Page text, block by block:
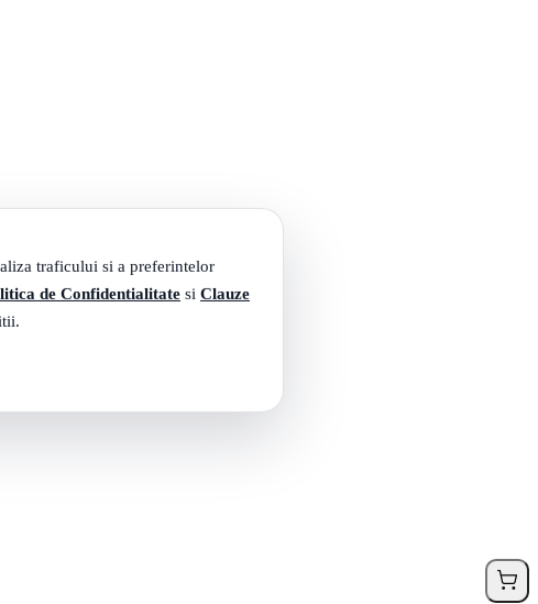
traficului si a preferintelor
de Confidentialitate si Clauze